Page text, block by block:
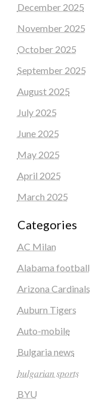
December 2025
November 2025
October 2025
September 2025
August 2025
July 2025
June 2025
May 2025
April 2025
March 2025
Categories
AC Milan
Alabama football
Arizona Cardinals
Auburn Tigers
Auto-mobile
Bulgaria news
𝑏𝑢𝑙𝑔𝑎𝑟𝑖𝑎𝑛 𝑠𝑝𝑜𝑟𝑡𝑠
BYU